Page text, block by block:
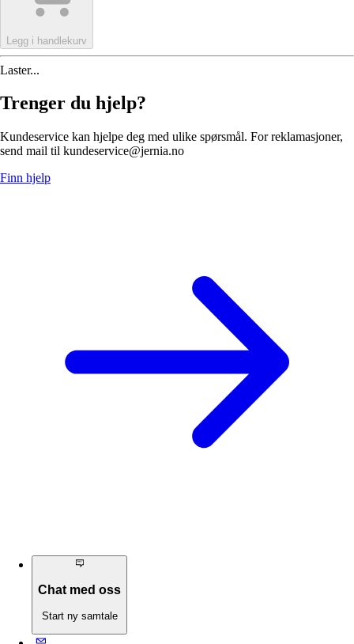
Legg i handlekurv
Laster...
Trenger du hjelp?
Kundeservice kan hjelpe deg med ulike spørsmål. For reklamasjoner,
send mail til kundeservice@jernia.no
Finn hjelp
Chat med oss
Start ny samtale